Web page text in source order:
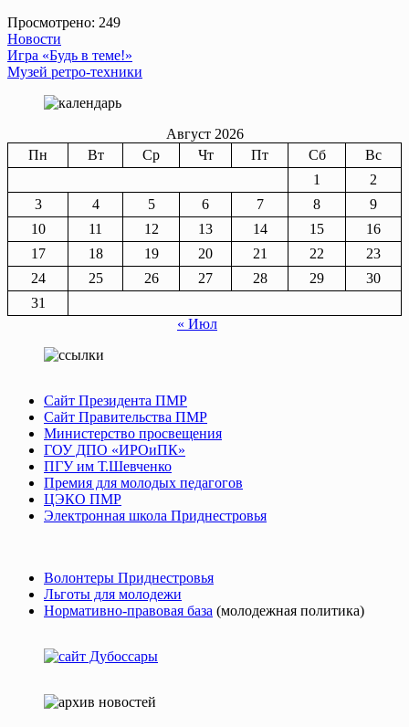
Просмотрено: 249
Новости
Навигация
по
записям
Игра «Будь в теме!»
Музей ретро-техники
Август 2026
Пн
Вт Ср Чт Пт Сб
Вс
1
2
3
4 5 6 7 8
9
10
11 12 13 14 15
16
17
18 19 20 21 22
23
24
25 26 27 28 29
30
31
« Июл
Сайт Президента ПМР
Сайт Правительства ПМР
Министерство просвещения
ГОУ ДПО «ИРОиПК»
ПГУ им Т.Шевченко
Премия для молодых педагогов
ЦЭКО ПМР
Электронная школа Приднестровья
Волонтеры Приднестровья
Льготы для молодежи
Нормативно-правовая база (молодежная политика)